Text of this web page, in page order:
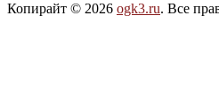
Копирайт © 2026 ogk3.ru. Все